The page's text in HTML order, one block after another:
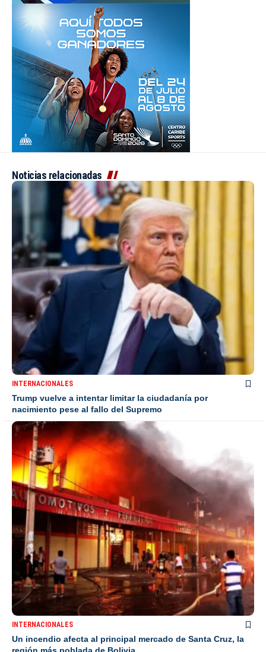
Noticias relacionadas
INTERNACIONALES
Trump vuelve a intentar limitar la ciudadanía por
nacimiento pese al fallo del Supremo
INTERNACIONALES
Un incendio afecta al principal mercado de Santa Cruz, la
región más poblada de Bolivia